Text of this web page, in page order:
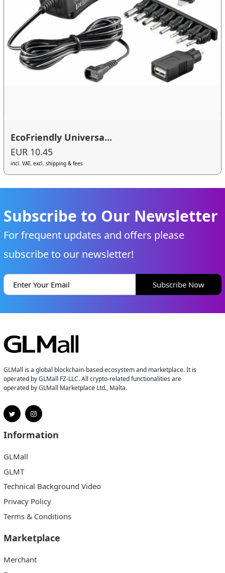
EcoFriendly Universa...
EUR 10.45
incl. VAT, excl. shipping & fees
Subscribe to Our Newsletter
For frequent updates and offers please
subscribe to our newsletter!
Subscribe Now
GLMall is a global blockchain-based ecosystem and marketplace. It is
operated by GLMall FZ-LLC. All crypto-related functionalities are
operated by GLMall Marketplace Ltd., Malta.
Information
GLMall
GLMT
Technical Background Video
Privacy Policy
Terms & Conditions
Marketplace
Merchant